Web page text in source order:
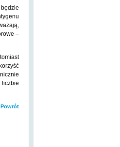
–
Powrót